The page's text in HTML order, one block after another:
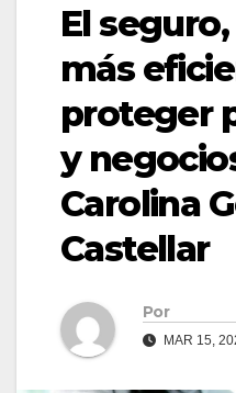
El
más
proteger
y
Carolina
Castellar
Por
MAR 15,